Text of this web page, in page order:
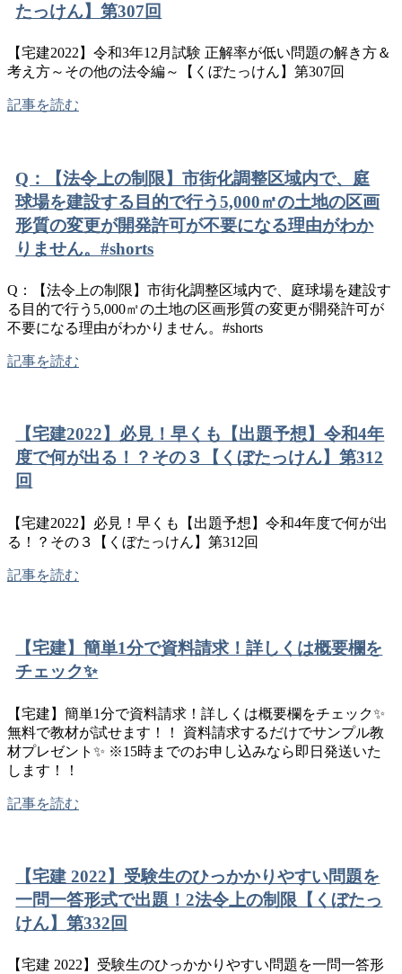
たっけん】第307回
【宅建2022】令和3年12月試験 正解率が低い問題の解き方＆
考え方～その他の法令編～【くぼたっけん】第307回
記事を読む
Q：【法令上の制限】市街化調整区域内で、庭
球場を建設する目的で行う5,000㎡の土地の区画
形質の変更が開発許可が不要になる理由がわか
りません。#shorts
Q：【法令上の制限】市街化調整区域内で、庭球場を建設す
る目的で行う5,000㎡の土地の区画形質の変更が開発許可が
不要になる理由がわかりません。#shorts
記事を読む
【宅建2022】必見！早くも【出題予想】令和4年
度で何が出る！？その３【くぼたっけん】第312
回
【宅建2022】必見！早くも【出題予想】令和4年度で何が出
る！？その３【くぼたっけん】第312回
記事を読む
【宅建】簡単1分で資料請求！詳しくは概要欄を
チェック✨
【宅建】簡単1分で資料請求！詳しくは概要欄をチェック✨
無料で教材が試せます！！ 資料請求するだけでサンプル教
材プレゼント✨ ※15時までのお申し込みなら即日発送いた
します！！
記事を読む
【宅建 2022】受験生のひっかかりやすい問題を
一問一答形式で出題！2法令上の制限【くぼたっ
けん】第332回
【宅建 2022】受験生のひっかかりやすい問題を一問一答形